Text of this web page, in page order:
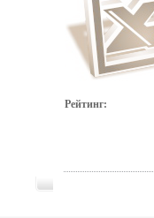
Рейтинг: